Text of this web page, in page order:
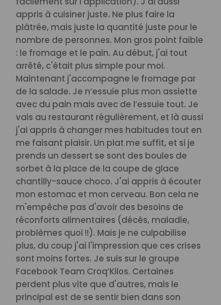
appris à cuisiner juste. Ne plus faire la
plâtrée, mais juste la quantité juste pour le
nombre de personnes. Mon gros point faible
: le fromage et le pain. Au début, j'ai tout
arrêté, c'était plus simple pour moi.
Maintenant j'accompagne le fromage par
de la salade. Je n’essuie plus mon assiette
avec du pain mais avec de l’essuie tout. Je
vais au restaurant régulièrement, et là aussi
j'ai appris à changer mes habitudes tout en
me faisant plaisir. Un plat me suffit, et si je
prends un dessert se sont des boules de
sorbet à la place de la coupe de glace
chantilly-sauce choco. J'ai appris à écouter
mon estomac et mon cerveau. Bon cela ne
m'empêche pas d'avoir des besoins de
réconforts alimentaires (décès, maladie,
problèmes quoi !!). Mais je ne culpabilise
plus, du coup j'ai l'impression que ces crises
sont moins fortes. Je suis sur le groupe
Facebook Team Croq’Kilos. Certaines
perdent plus vite que d'autres, mais le
principal est de se sentir bien dans son